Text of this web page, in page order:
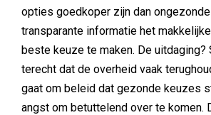
opties goedkoper zijn dan
transparante informatie het
beste keuze te maken. De
terecht dat de overheid vaak
gaat om beleid dat gezonde keuzes
angst om betuttelend over te komen.